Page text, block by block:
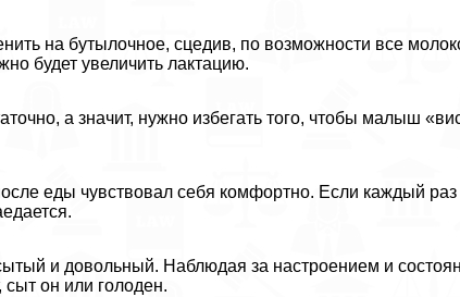
на бутылочное, сцедив, по возможности все
будет увеличить лактацию.
а значит, нужно избегать того, чтобы малыш
еды чувствовал себя комфортно. Если каждый
и довольный. Наблюдая за настроением и
сыт он или голоден.